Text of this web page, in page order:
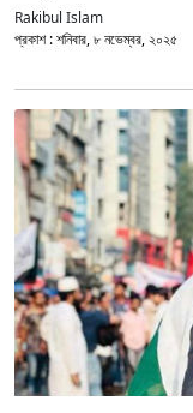
Rakibul Islam
প্রকাশ :শনিবার, ৮ নভেম্বর, ২০২৫